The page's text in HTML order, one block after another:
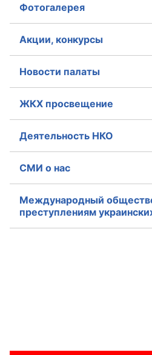
Фотогалерея
Акции, конкурсы
Новости палаты
ЖКХ просвещение
Деятельность НКО
СМИ о нас
Международный
преступлениям